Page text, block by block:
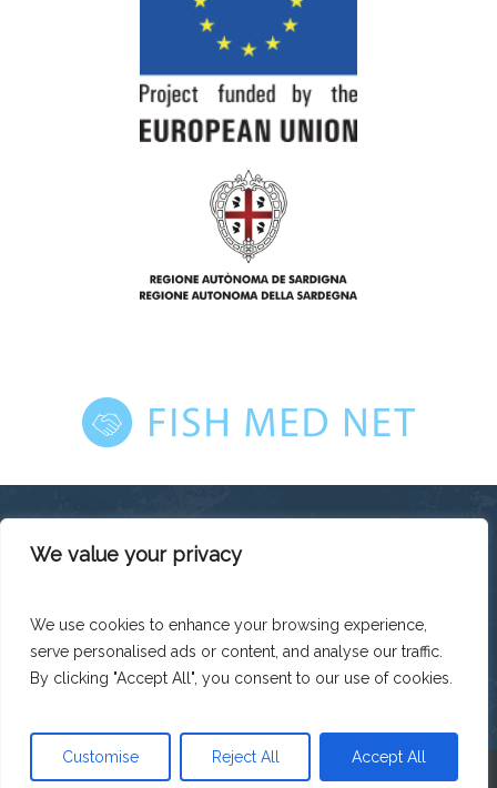
We value your privacy
We use cookies to enhance your browsing experience,
serve personalised ads or content, and analyse our traffic.
By clicking "Accept All", you consent to our use of cookies.
Customise Reject All Accept All
Mediterranean Sea Basin Programme with a total financing of
total budget EUR 2.242.131,50.
The contents of this platform are the sole responsibility of
Legacoop Agroalimentare and can under no circumstances
be regarded as reflecting the position of the European Union